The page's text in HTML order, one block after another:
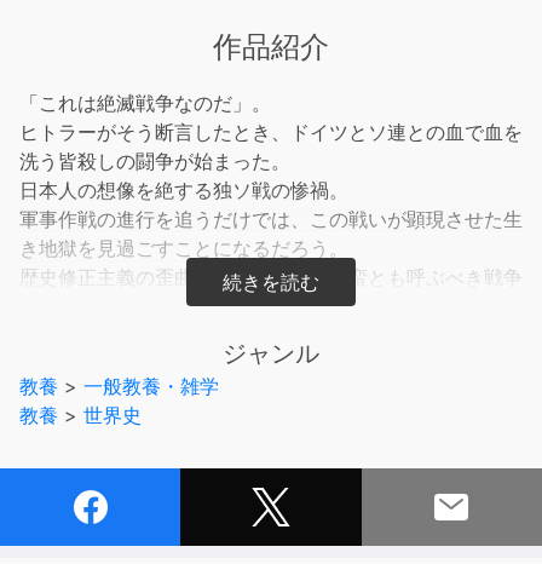
作品紹介
「これは絶滅戦争なのだ」。
ヒトラーがそう断言したとき、ドイツとソ連との血で血を
洗う皆殺しの闘争が始まった。
日本人の想像を絶する独ソ戦の惨禍。
軍事作戦の進行を追うだけでは、この戦いが顕現させた生
き地獄を見過ごすことになるだろう。
歴史修正主義の歪曲を正し、現代の野蛮とも呼ぶべき戦争
の本質をえぐり出す。
ジャンル
教養 > 一般教養・雑学
教養 > 世界史